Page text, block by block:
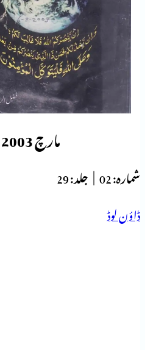
مارچ 2003
شمارہ: جلد:
ڈاؤن لوڈ